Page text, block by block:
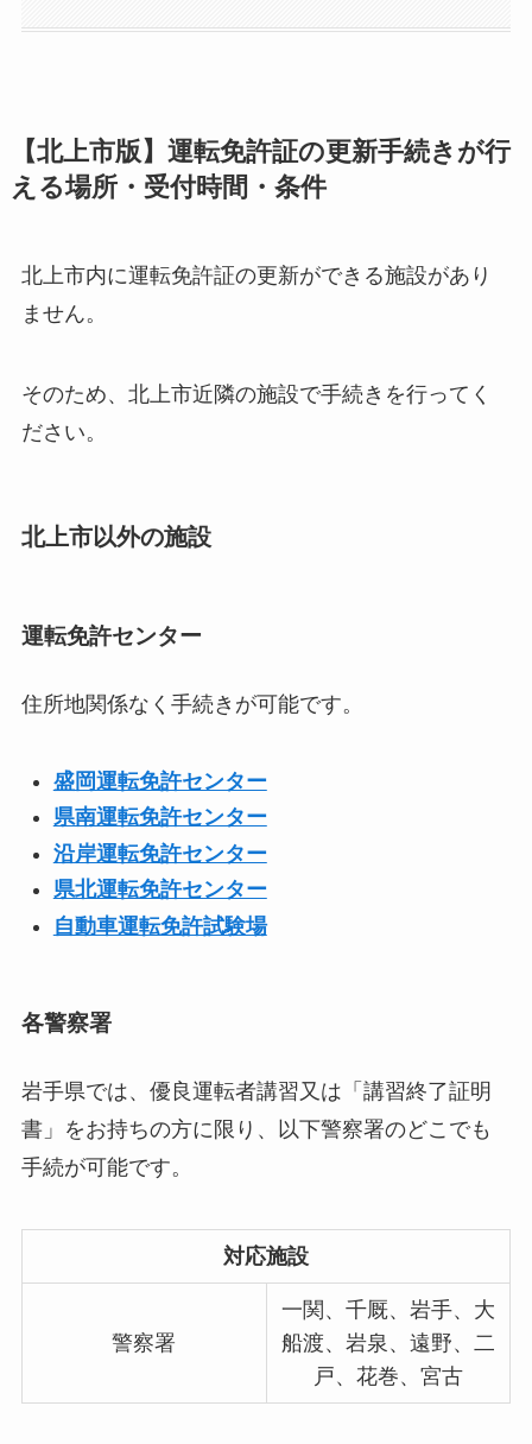
【北上市版】運転免許証の更新手続きが行
える場所・受付時間・条件
北上市内に運転免許証の更新ができる施設があり
ません。
そのため、北上市近隣の施設で手続きを行ってく
ださい。
北上市以外の施設
運転免許センター
住所地関係なく手続きが可能です。
盛岡運転免許センター
県南運転免許センター
沿岸運転免許センター
県北運転免許センター
自動車運転免許試験場
各警察署
岩手県では、優良運転者講習又は「講習終了証明
書」をお持ちの方に限り、以下警察署のどこでも
手続が可能です。
対応施設
警察署
一関、千厩、岩手、大
船渡、岩泉、遠野、二
戸、花巻、宮古